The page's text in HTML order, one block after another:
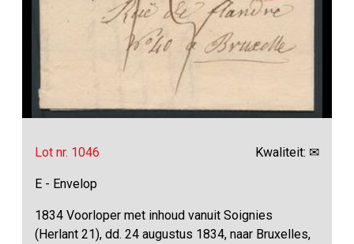
Lot nr. 1046 Kwaliteit: ✉
E - Envelop
1834 Voorloper met inhoud vanuit Soignies
(Herlant 21), dd. 24 augustus 1834, naar Bruxelles,